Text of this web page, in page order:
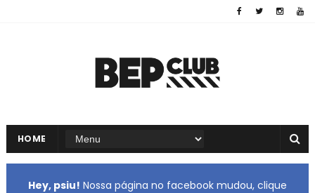
HOME
Hey, psiu! Nossa página no facebook mudou, clique